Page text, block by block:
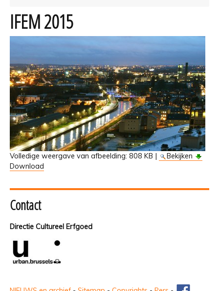
IFEM 2015
Volledige weergave van afbeelding: 808 KB |
Bekijken
Download
Contact
Directie Cultureel Erfgoed